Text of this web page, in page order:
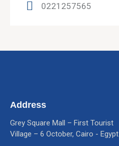
0221257565
Address
Grey Square Mall – First Tourist
Village – 6 October, Cairo - Egypt